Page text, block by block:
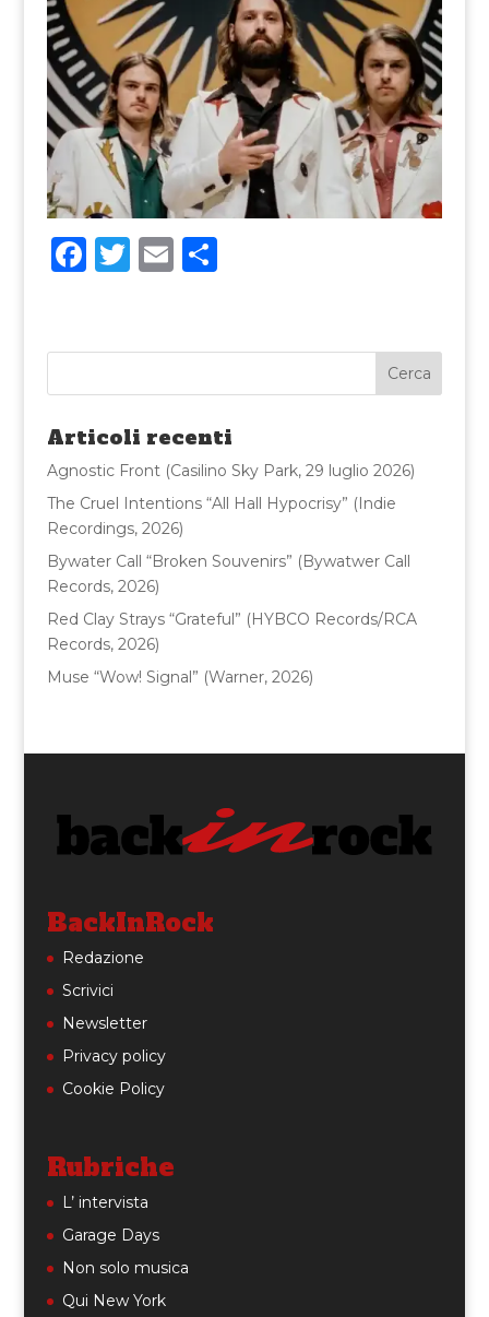
F
e
b
o
o
k
T
te
r
E
l
C
di
vi
di
Articoli recenti
Agnostic Front (Casilino Sky Park, 29 luglio 2026)
The Cruel Intentions “All Hall Hypocrisy” (Indie
Recordings, 2026)
Bywater Call “Broken Souvenirs” (Bywatwer Call
Records, 2026)
Red Clay Strays “Grateful” (HYBCO Records/RCA
Records, 2026)
Muse “Wow! Signal” (Warner, 2026)
BackInRock
Redazione
Scrivici
Newsletter
Privacy policy
Cookie Policy
Rubriche
L’ intervista
Garage Days
Non solo musica
Qui New York